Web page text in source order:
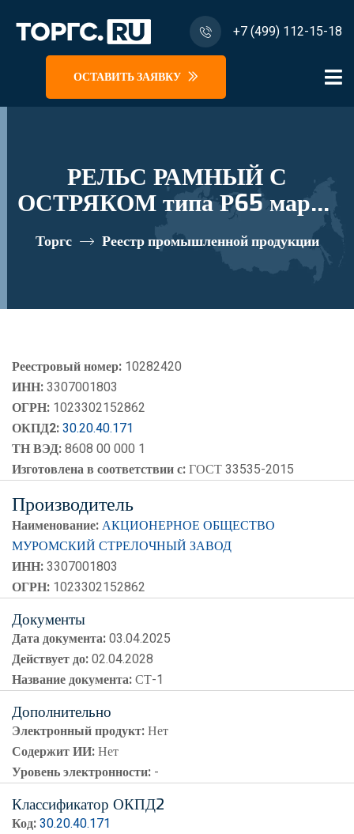
+7 (499) 112-15-18
ОСТАВИТЬ ЗАЯВКУ
РЕЛЬС РАМНЫЙ С
ОСТРЯКОМ типа Р65 марки
1/6 (проект 2628. 01. 010-02,
-03, -04, -05) реестровый
Торгс Реестр промышленной продукции
Реестровый номер: 10282420
ИНН:3307001803
ОГРН: 1023302152862
ОКПД2:30.20.40.171
ТН ВЭД:8608 00 000 1
Изготовлена в соответствии с:ГОСТ 33535-2015
Производитель
Наименование:АКЦИОНЕРНОЕ ОБЩЕСТВО
МУРОМСКИЙ СТРЕЛОЧНЫЙ ЗАВОД
ИНН:3307001803
ОГРН: 1023302152862
Документы
Дата документа:03.04.2025
Действует до:02.04.2028
Название документа:СТ-1
Дополнительно
Электронный продукт:Нет
Содержит ИИ:Нет
Уровень электронности: -
Классификатор ОКПД2
Код:30.20.40.171